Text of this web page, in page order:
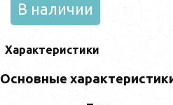
В наличии
Характеристики
Основные